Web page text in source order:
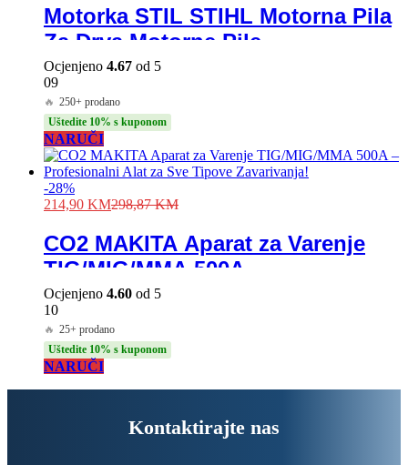
Motorka STIL STIHL Motorna Pila
Za Drva Motorne Pile
Ocjenjeno 4.67 od 5
09
🔥 250+ prodano
Uštedite 10% s kuponom
NARUČI
-28%
214,90 KM298,87KM
CO2 MAKITA Aparat za Varenje
TIG/MIG/MMA 500A –
Profesionalni Alat za Sve Tipove
Zavarivanja!
Ocjenjeno 4.60 od 5
10
🔥 25+ prodano
Uštedite 10% s kuponom
NARUČI
Kontaktirajte nas